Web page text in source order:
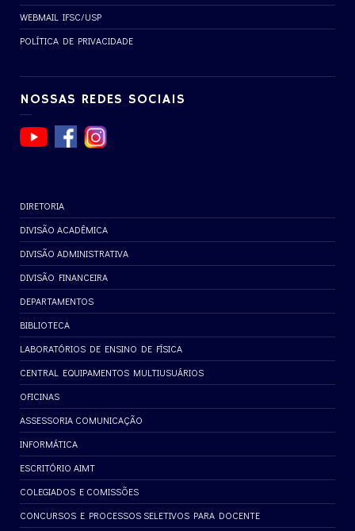
WEBMAIL IFSC/USP
POLÍTICA DE PRIVACIDADE
NOSSAS REDES SOCIAIS
DIRETORIA
DIVISÃO ACADÊMICA
DIVISÃO ADMINISTRATIVA
DIVISÃO FINANCEIRA
DEPARTAMENTOS
BIBLIOTECA
LABORATÓRIOS DE ENSINO DE FÍSICA
CENTRAL EQUIPAMENTOS MULTIUSUÁRIOS
OFICINAS
ASSESSORIA COMUNICAÇÃO
INFORMÁTICA
ESCRITÓRIO AIMT
COLEGIADOS E COMISSÕES
CONCURSOS E PROCESSOS SELETIVOS PARA DOCENTE